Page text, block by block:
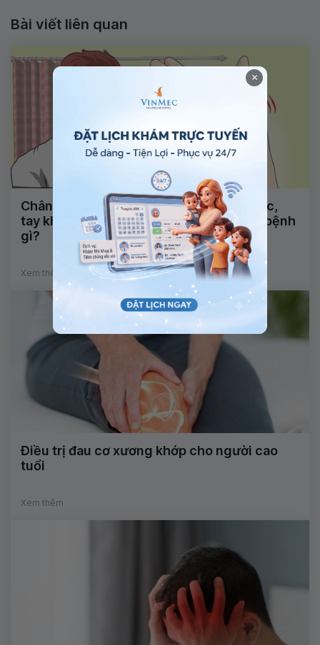
Bài viết liên quan
Chân tay bủn rủn, chân không bước được,
tay không cầm nổi vật dụng là dấu hiệu bệnh
gì?
Xem thêm
Điều trị đau cơ xương khớp cho người cao
tuổi
Xem thêm
×